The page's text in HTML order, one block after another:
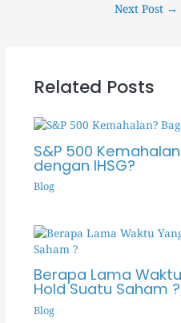
Next Post →
Related Posts
S&P 500
dengan IHSG?
Blog
Berapa Lama
Hold Suatu Saham ?
Blog